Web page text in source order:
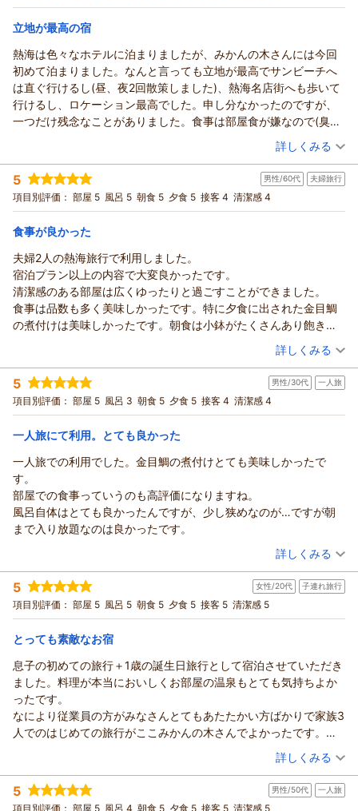
夕/部屋出し
宿泊価格帯： 24,001～25,000円(大人一人あたり/税込)
立地が最高の宿
熱海は色々なホテルに泊まりましたが、みかんの木さんには今回
初めて泊まりました。なんと言っても立地が最高でサンビーチへ
は直ぐ行けるし(昼、夜2回散策しました)、熱海名店街へも歩いて
行けるし、ロケーション最高でした。申し分なかったのですが、
一つだけ残念なことがありました。食事は部屋食が嫌なので(臭い
が残るため)、会場食プランにしたのですが、朝食後部屋に戻った
ら部屋の鍵がドアに刺さったまま(冷蔵庫の飲み物の在庫を仲居さ
んが調べに来た際、抜くのを忘れた模様)。→唖然としました！チ
ェックアウト時にフロントへ伝えましたが、従業員への注意喚
起、教育徹底宜しくお願いします！
（投稿日：2026/07/23）
宿泊時期： 2026年06月宿泊 (夫婦旅行)
投稿者： イトウさん
宿泊プラン： 【お食事処】＼1番人気スタンダード料理／夕食メインは当館
自慢の金目鯛姿煮！夕朝食共にお食事処プラン
ツイン
朝・夕
朝/個室利用
夕/個室利用
詳しくみる
5 男性/60代 夫婦旅行
項目別評価： 部屋 5 風呂 5 朝食 5 夕食 5 接客 4 清潔感 4
食事が良かった
夫婦2人の熱海旅行で利用しました。
宿泊プラン以上の内容で大変良かったです。
清潔感のある部屋は広くゆったりと過ごすことができました。
食事は品数も多く美味しかったです。特に夕食に出された金目鯛
の煮付けは美味しかったです。朝食は小鉢がたくさんあり飽きさ
お風呂は少し小さめという話でしたが、岩盤から湧いている源泉
を見ながらゆっくりと湯船に浸かり気持ちが良かったです。
係の方は若い方で明るく感じが良かったです。
ひとつ難点があるとすると駐車場でしょうか。急な坂道からバッ
お世話になりました。
（投稿日：2026/07/11）
宿泊時期： 2026年07月宿泊 (夫婦旅行)
投稿者： じゅんさん
宿泊プラン： 【じゃらんのお得な10日間】【早期割30】【お部屋食】早期
予約で最大2500円割引★【スタンダード料理】
和室 朝・夕
宿泊価格帯： 17,001～18,000円(大人一人あたり/税込)
詳しくみる
5 男性/30代 一人旅
項目別評価： 部屋 5 風呂 3 朝食 5 夕食 5 接客 4 清潔感 4
一人旅にて利用。とても良かった
一人旅での利用でした。金目鯛の煮付けとても美味しかったで
す。
部屋での食事っていうのも高評価になりますね。
風呂自体はとても良かったんですが、少し狭めなのが…ですが朝
まで入り放題なのは良かったです。
（投稿日：2026/07/10）
宿泊時期： 2026年07月宿泊 (一人旅)
投稿者： しみちゃんさん
宿泊プラン： 【一人旅】【豪華！金目鯛煮付けまるまる1匹】を【部屋食】
で独り占め♪自分へのご褒美に最適【漁火の膳】
和室
朝・夕
朝/部屋出し
夕/部屋出し
詳しくみる
5 女性/20代 子連れ旅行
項目別評価： 部屋 5 風呂 5 朝食 5 夕食 5 接客 5 清潔感 5
とっても素敵なお宿
息子の初めての旅行＋1歳の誕生日旅行として宿泊させていただき
ました。料理が本当においしくお部屋の温泉もとても気持ちよか
ったです。
なにより従業員の方がみなさんとてもあたたかい方ばかりで家族3
人でのはじめての旅行がここみかんの木さんでよかったです。
お部屋を担当してくださった方は特に息子を可愛がってくださ
り、息子もにこにこ過ごせていたのでほんとうにしあわせな空間
でした。
この度はありがとうございました！
（投稿日：2026/07/07）
宿泊時期： 2026年06月宿泊 (子連れ旅行)
投稿者： モコロさん
宿泊プラン： 【当館最上級献立★ファミリープラン】じゃらん限定８大特
詳しくみる
5 男性/50代 一人旅
項目別評価： 部屋 5 風呂 4 朝食 5 夕食 5 接客 5 清潔感 5